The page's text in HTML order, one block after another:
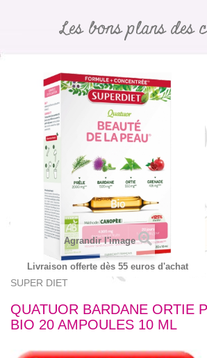
Les bons plans des
Agrandir l'image
Livraison offerte dès 55 euros d'achat
SUPER DIET
QUATUOR BARDANE ORTIE
BIO 20 AMPOULES 10 ML